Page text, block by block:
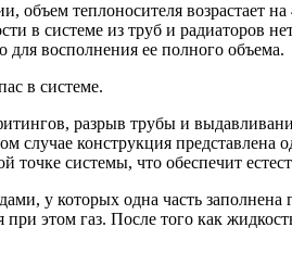
теплоносителя возрастает
в системе из труб и радиаторов
для восполнения ее полного объема.
в системе.
разрыв трубы и
случае конструкция
системы, что обеспечит
у которых одна часть
этом газ. После того как